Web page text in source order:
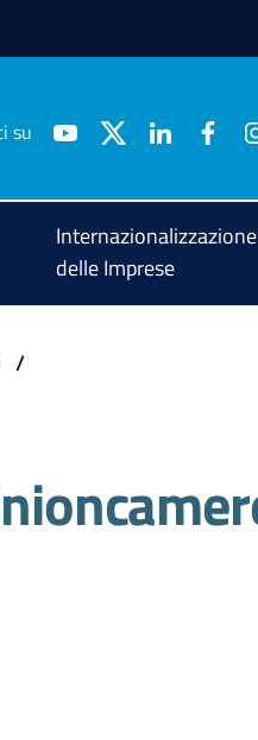
su
Internazionalizzazione
delle Imprese
/